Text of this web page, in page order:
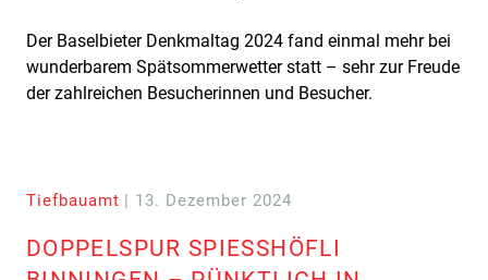
Der Baselbieter Denkmaltag 2024 fand einmal mehr bei
wunderbarem Spätsommerwetter statt – sehr zur Freude
der zahlreichen Besucherinnen und Besucher.
Tiefbauamt | 13. Dezember 2024
DOPPELSPUR SPIESSHÖFLI